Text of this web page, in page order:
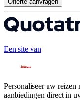
Offerte aanvragen
Een site van
Personaliseer uw reizen
aanbiedingen direct in